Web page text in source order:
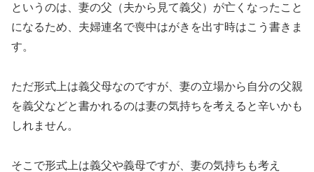
というのは、 妻の父（夫から見て義父） が亡くなったこと
になるため、夫婦連名で喪中はがきを出す時はこう書きま
す。
ただ形式上は義父母なのですが、妻の立場から自分の父親
を義父などと書かれるのは妻の気持ちを考えると辛いかも
しれません。
そこで形式上は義父や義母ですが、妻の気持ちも考え